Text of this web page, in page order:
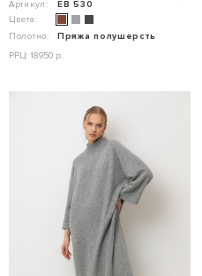
Артикул:
ЕВ 530
Цвета:
Полотно:
Пряжа полушерсть
РРЦ: 18950 р.